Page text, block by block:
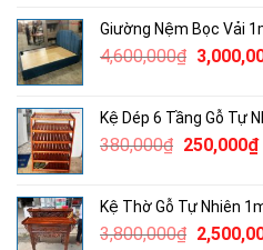
Giường Nệm Bọc Vải
4,600,000₫ Giá
Kệ Dép 6 Tầng Gỗ Tự
380,000₫ Giá
380,000₫.
250,000₫
Kệ Thờ Gỗ Tự Nhiên
3,800,000₫ Giá